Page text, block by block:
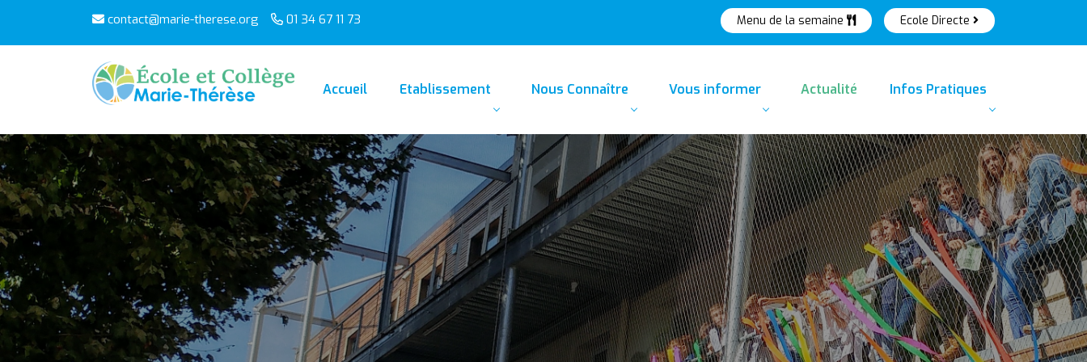
contact@marie-therese.org 01 34 67 11 73 Menu de la semaine Ecole Directe
Accueil Etablissement Nous Connaître Vous informer Actualité Infos Pratiques